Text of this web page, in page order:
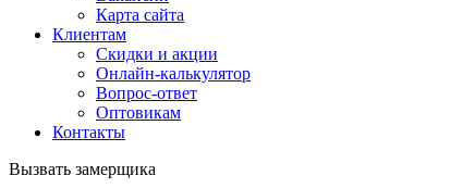
Карта сайта
Клиентам
Скидки и акции
Онлайн-калькулятор
Вопрос-ответ
Оптовикам
Контакты
Вызвать замерщика